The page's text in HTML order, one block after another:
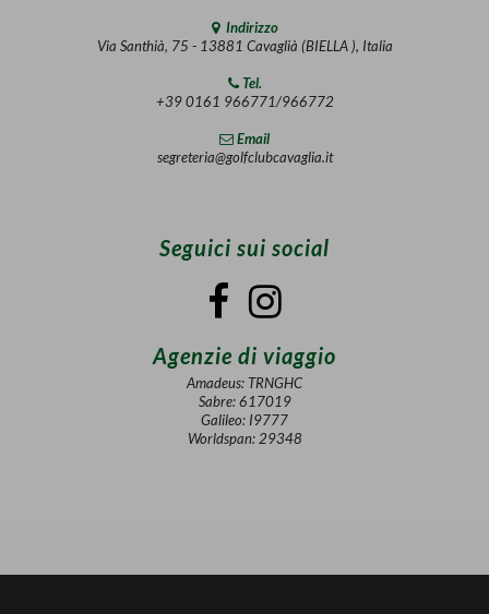
Indirizzo
Via Santhià, 75 - 13881 Cavaglià (BIELLA ), Italia
Tel.
+39 0161 966771/966772
Email
segreteria@golfclubcavaglia.it
Seguici sui social
Agenzie di viaggio
Amadeus: TRNGHC
Sabre: 617019
Galileo: I9777
Worldspan: 29348